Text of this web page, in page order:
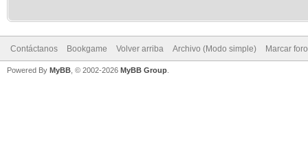
Contáctanos Bookgame Volver arriba Archivo (Modo simple) Marcar
Powered By MyBB , © 2002-2026 MyBB Group